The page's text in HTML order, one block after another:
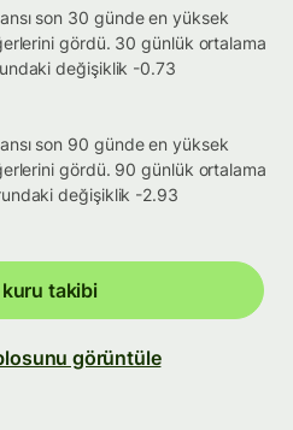
son 30 günde en yüksek
gördü. 30 günlük ortalama
değişiklik -0.73
son 90 günde en yüksek
gördü. 90 günlük ortalama
değişiklik -2.93
kuru takibi
görüntüle